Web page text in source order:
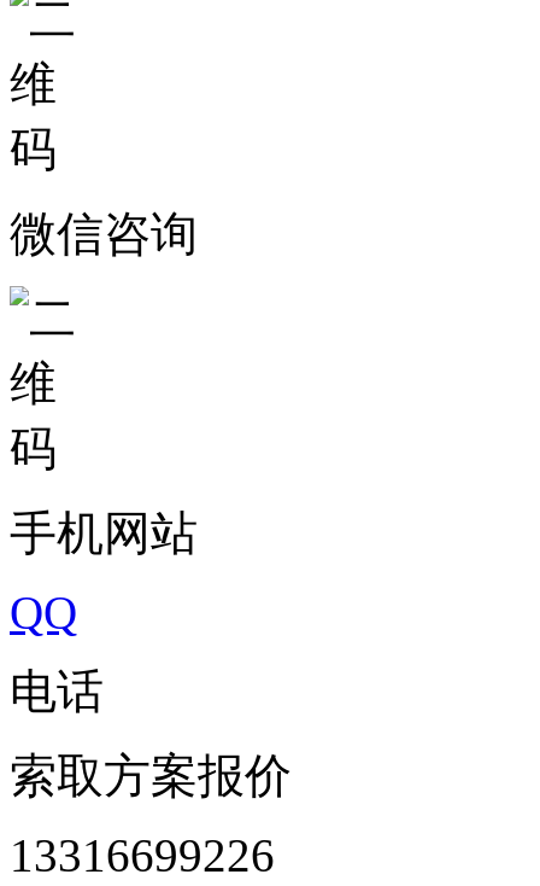
微信咨询
手机网站
QQ
电话
索取方案报价
13316699226